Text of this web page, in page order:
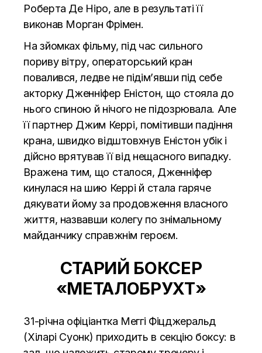
Роберта Де Ніро, але в результаті її
виконав Морган Фрімен.
На зйомках фільму, під час сильного
пориву вітру, операторський кран
повалився, ледве не підім’явши під себе
акторку Дженніфер Еністон, що стояла до
нього спиною й нічого не підозрювала. Але
її партнер Джим Керрі, помітивши падіння
крана, швидко відштовхнув Еністон убік і
дійсно врятував її від нещасного випадку.
Вражена тим, що сталося, Дженніфер
кинулася на шию Керрі й стала гаряче
дякувати йому за продовження власного
життя, назвавши колегу по знімальному
майданчику справжнім героєм.
СТАРИЙ БОКСЕР
«МЕТАЛОБРУХТ»
31-річна офіціантка Меггі Фіцджеральд
(Хіларі Суонк) приходить в секцію боксу: в